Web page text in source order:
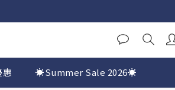
惠 ☀️Summer Sale 2026☀️